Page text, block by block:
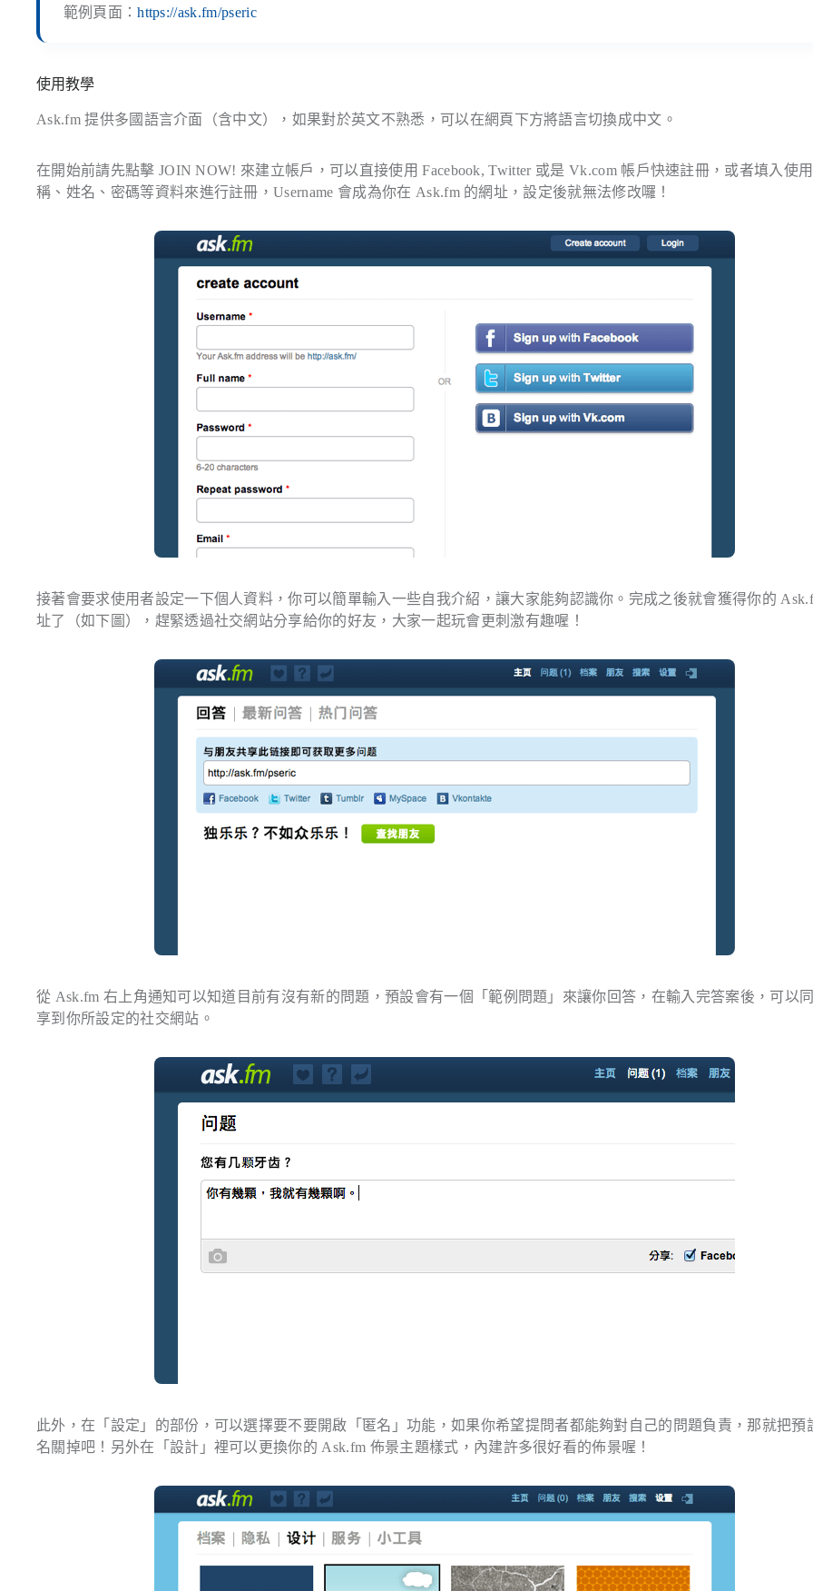
範例頁面：https://ask.fm/pseric
使用教學
Ask.fm 提供多國語言介面（含中文），如果對於英文不熟悉，可以在網頁下方將語言切換成中文。
在開始前請先點擊 JOIN NOW! 來建立帳戶，可以直接使用 Facebook, Twitter 或是 Vk.com 帳戶快速註冊，或者填入使
稱、姓名、密碼等資料來進行註冊，Username 會成為你在 Ask.fm 的網址，設定後就無法修改囉！
接著會要求使用者設定一下個人資料，你可以簡單輸入一些自我介紹，讓大家能夠認識你。完成之後就會獲得你的
址了（如下圖），趕緊透過社交網站分享給你的好友，大家一起玩會更刺激有趣喔！
從 Ask.fm 右上角通知可以知道目前有沒有新的問題，預設會有一個「範例問題」來讓你回答，在輸入完答案後，可以
享到你所設定的社交網站。
此外，在「設定」的部份，可以選擇要不要開啟「匿名」功能，如果你希望提問者都能夠對自己的問題負責，那就把預
名關掉吧！另外在「設計」裡可以更換你的 Ask.fm 佈景主題樣式，內建許多很好看的佈景喔！